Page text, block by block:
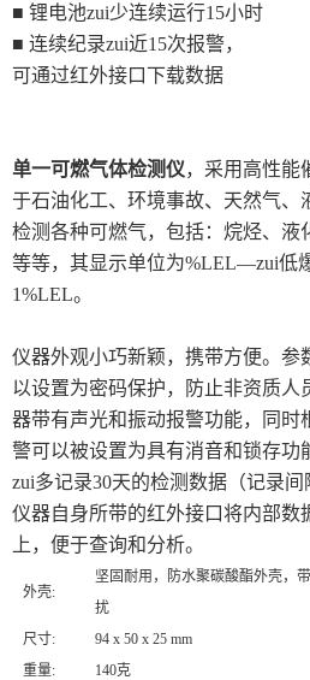
■ 锂电池zui少连续运行15小时
■ 连续纪录zui近15次报警，
可通过红外接口下载数据
单一可燃气体检测仪，采用高性能
于石油化工、环境事故、天然气、
检测各种可燃气，包括：烷烃、液
等等，其显示单位为%LEL—zui低
1%LEL。
仪器外观小巧新颖，携带方便。参
以设置为密码保护，防止非资质人
器带有声光和振动报警功能，同时
警可以被设置为具有消音和锁存功
zui多记录30天的检测数据（记录
仪器自身所带的红外接口将内部数
上，便于查询和分析。
外壳:
坚固耐用，防水聚碳酸酯外壳，
扰
尺寸:
94 x 50 x 25 mm
重量:
140克